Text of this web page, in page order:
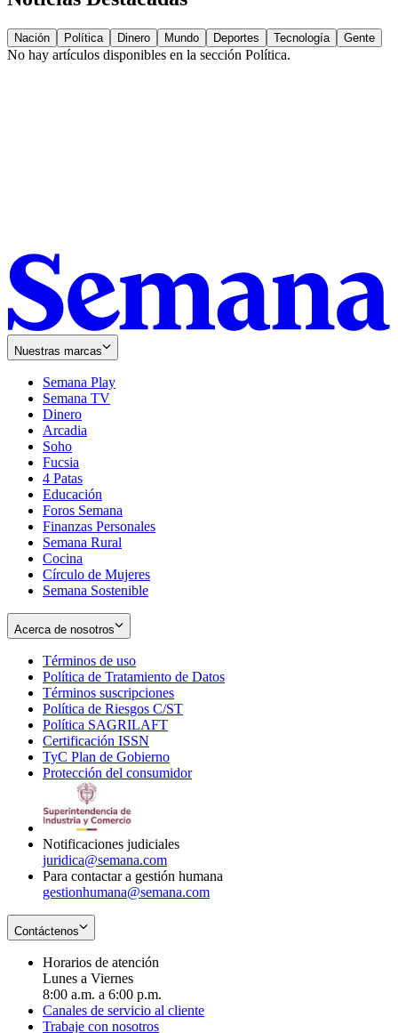
Nación Política Dinero Mundo Deportes Tecnología Gente
No hay artículos disponibles en la sección Política.
Nuestras marcas
Semana Play
Semana TV
Dinero
Arcadia
Soho
in
new
window
Fucsia
in
new
window
4 Patas
Educación
Foros Semana
Finanzas Personales
Semana Rural
Cocina
Círculo de Mujeres
Semana Sostenible
Acerca de nosotros
Términos de uso
in
new
window
Política de Tratamiento de Datos
Términos suscripciones
in
Política de Riesgos C/ST
Política SAGRILAFT
new
window
Certificación ISSN
in
new
TyC Plan de Gobierno
in
Protección del consumidorOpens
Notificaciones judiciales
juridica@semana.com
Para contactar a gestión humana
gestionhumana@semana.com
Contáctenos
Horarios de atención
Lunes a Viernes
8:00 a.m. a 6:00 p.m.
Canales de servicio al cliente
Trabaje con nosotros